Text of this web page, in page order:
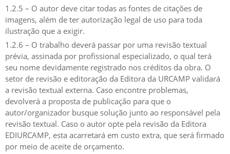
1.2.5 – O autor deve citar todas as fontes de citações de
imagens, além de ter autorização legal de uso para toda
ilustração que a exigir.
1.2.6 – O trabalho deverá passar por uma revisão textual
prévia, assinada por profissional especializado, o qual terá
seu nome devidamente registrado nos créditos da obra. O
setor de revisão e editoração da Editora da URCAMP validará
a revisão textual externa. Caso encontre problemas,
devolverá a proposta de publicação para que o
autor/organizador busque solução junto ao responsável pela
revisão textual. Caso o autor opte pela revisão da Editora
EDIURCAMP, esta acarretará em custo extra, que será firmado
por meio de aceite de orçamento.